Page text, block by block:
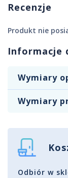
Recenzje
Produkt nie
Informacje
Wymiary
Wymiary
Odbiór w